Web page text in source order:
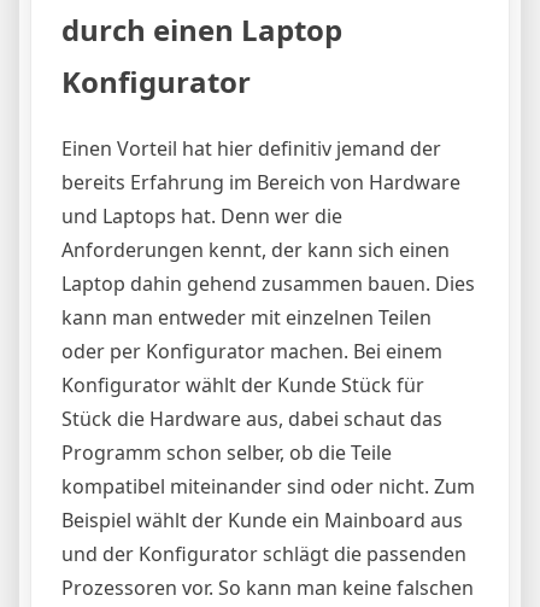
durch einen Laptop
Konfigurator
Einen Vorteil hat hier definitiv jemand der
bereits Erfahrung im Bereich von Hardware
und Laptops hat. Denn wer die
Anforderungen kennt, der kann sich einen
Laptop dahin gehend zusammen bauen. Dies
kann man entweder mit einzelnen Teilen
oder per Konfigurator machen. Bei einem
Konfigurator wählt der Kunde Stück für
Stück die Hardware aus, dabei schaut das
Programm schon selber, ob die Teile
kompatibel miteinander sind oder nicht. Zum
Beispiel wählt der Kunde ein Mainboard aus
und der Konfigurator schlägt die passenden
Prozessoren vor. So kann man keine falschen